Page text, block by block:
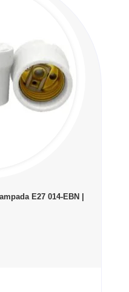
E27 014-EBN |